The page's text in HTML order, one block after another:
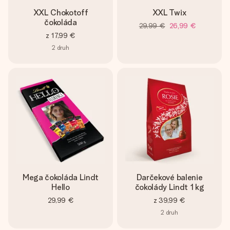
XXL Chokotoff
čokoláda
z 17,99 €
2 druh
XXL Twix
29,99 € 26,99 €
Mega čokoláda Lindt
Hello
29,99 €
Darčekové balenie
čokolády Lindt 1 kg
z 39,99 €
2 druh